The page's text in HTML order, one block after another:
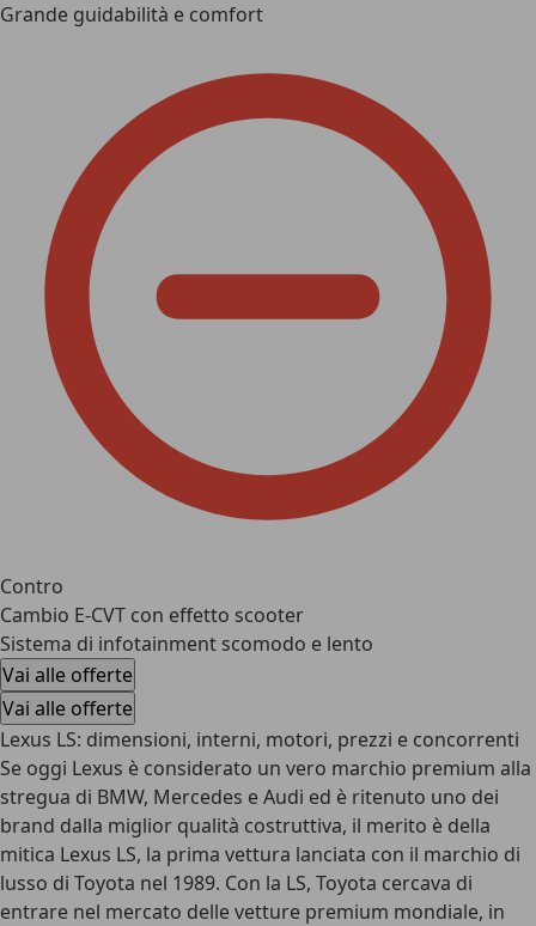
Grande guidabilità e comfort
Contro
Cambio E-CVT con effetto scooter
Sistema di infotainment scomodo e lento
Vai alle offerte
Vai alle offerte
Lexus LS: dimensioni, interni, motori, prezzi e concorrenti
Se oggi Lexus è considerato un vero marchio premium alla
stregua di BMW, Mercedes e Audi ed è ritenuto uno dei
brand dalla miglior qualità costruttiva, il merito è della
mitica Lexus LS, la prima vettura lanciata con il marchio di
lusso di Toyota nel 1989. Con la LS, Toyota cercava di
entrare nel mercato delle vetture premium mondiale, in